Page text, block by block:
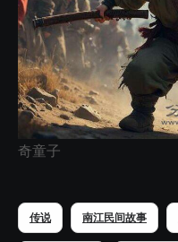
奇童子
传说 南江民间故事